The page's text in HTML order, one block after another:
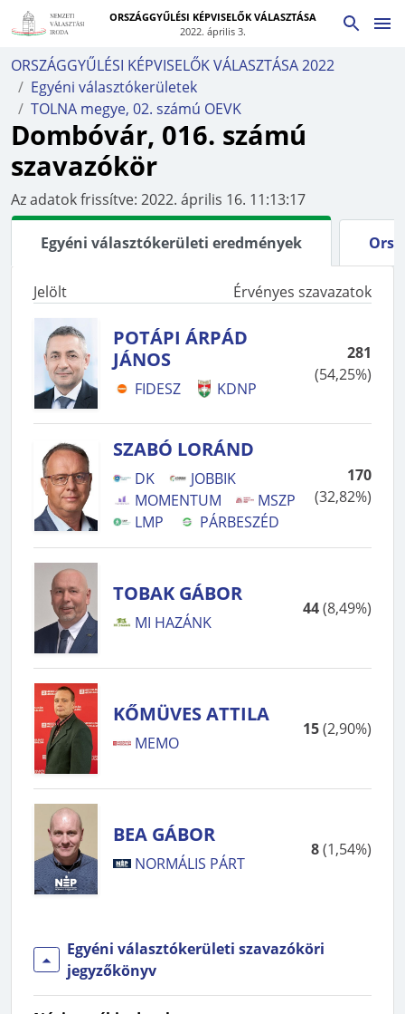
ORSZÁGGYŰLÉSI KÉPVISELŐK VÁLASZTÁSA
2022. április 3.
ORSZÁGGYŰLÉSI KÉPVISELŐK VÁLASZTÁSA 2022
Egyéni választókerületek
TOLNA megye, 02. számú OEVK
Dombóvár, 016. számú
szavazókör
Az adatok frissítve: 2022. április 16. 11:13:17
Egyéni választókerületi eredmények
Jelölt Érvényes szavazatok
POTÁPI ÁRPÁD
JÁNOS
FIDESZ KDNP
281
(54,25%)
SZABÓ LORÁND
DK
JOBBIK
MOMENTUM
MSZP
LMP
PÁRBESZÉD
170
(32,82%)
TOBAK GÁBOR
MI HAZÁNK
44(8,49%)
KŐMÜVES ATTILA
MEMO
15(2,90%)
BEA GÁBOR
NORMÁLIS PÁRT
8(1,54%)
Egyéni választókerületi szavazóköri
jegyzőkönyv